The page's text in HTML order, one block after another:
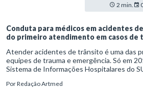
2 min.
Conduta para médicos em acidentes
do primeiro atendimento em casos de
Atender acidentes de trânsito é uma das
equipes de trauma e emergência. Só em
Sistema de Informações Hospitalares do
qualificação dos profissionais que
PorRedação Artmed